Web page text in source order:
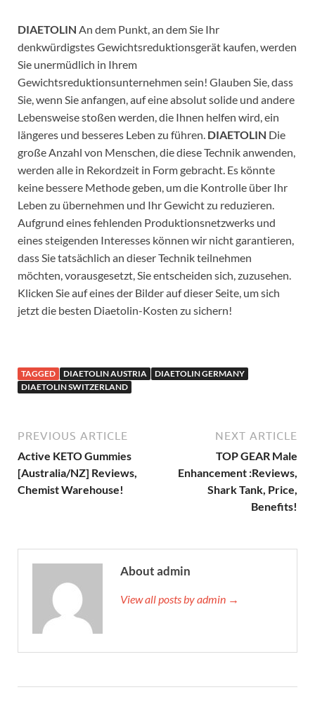
DIAETOLIN An dem Punkt, an dem Sie Ihr
denkwürdigstes Gewichtsreduktionsgerät kaufen, werden
Sie unermüdlich in Ihrem
Gewichtsreduktionsunternehmen sein! Glauben Sie, dass
Sie, wenn Sie anfangen, auf eine absolut solide und andere
Lebensweise stoßen werden, die Ihnen helfen wird, ein
längeres und besseres Leben zu führen. DIAETOLIN Die
große Anzahl von Menschen, die diese Technik anwenden,
werden alle in Rekordzeit in Form gebracht. Es könnte
keine bessere Methode geben, um die Kontrolle über Ihr
Leben zu übernehmen und Ihr Gewicht zu reduzieren.
Aufgrund eines fehlenden Produktionsnetzwerks und
eines steigenden Interesses können wir nicht garantieren,
dass Sie tatsächlich an dieser Technik teilnehmen
möchten, vorausgesetzt, Sie entscheiden sich, zuzusehen.
Klicken Sie auf eines der Bilder auf dieser Seite, um sich
jetzt die besten Diaetolin-Kosten zu sichern!
TAGGED DIAETOLIN AUSTRIA
DIAETOLIN GERMANY
DIAETOLIN SWITZERLAND
PREVIOUS ARTICLE
Active KETO Gummies
[Australia/NZ] Reviews,
Chemist Warehouse!
NEXT ARTICLE
TOP GEAR Male
Enhancement :Reviews,
Shark Tank, Price,
Benefits!
About admin
View all posts by admin →